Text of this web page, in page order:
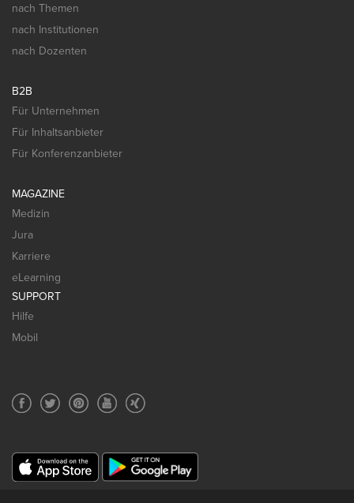
nach Themen
nach Institutionen
nach Dozenten
B2B
Für Unternehmen
Für Inhaltsanbieter
Für Konferenzanbieter
MAGAZINE
Medizin
Jura
Karriere
eLearning
SUPPORT
Hilfe
Mobil